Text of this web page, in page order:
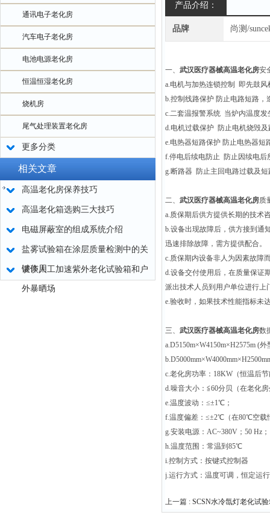
通讯电子老化房
汽车电子老化房
电池电源老化房
恒温恒湿老化房
烧机房
尾气处理装置老化房
更多分类
相关文章
高温老化房保养技巧
高温老化箱选购三大技巧
电磁屏蔽室的组成系统介绍
盐雾试验箱在涂层质量检测中的关
键作用
谈谈人工加速紫外老化试验箱和户
外暴晒场
产品介绍：
品牌 尚测/
一、 武汉医疗器械高温老化房安
a.电机与加热连锁控制 即先鼓
b.控制线路保护 防止电路短路，
c.二套温报警系统 当炉内温度
d.电机过载保护 防止电机烧毁及
e.电热器短路保护 防止电热器短
f.停电后续电防止 防止因续电后
g.断路器 防止主回电路过载及
二、 武汉医疗器械高温老化房质
a.质保期后供方提供长期的技术
b.设备出现故障后，供方接到通
迅速排除故障，需方提供配合。
c.质保期内设备非人为因素故障
d.设备交付使用后，在质量保证
派出技术人员到用户单位进行上
e.验收时，如果技术性能指标未
三、 武汉医疗器械高温老化房数
a.D5150m×W4150m×H2575m (外
c.老化房功率：18KW（恒温后节
d.噪音大小：≦60分贝（在老化
e.温度波动：≤±1℃；
f.温度偏差：≤±2℃（在80℃空载
g.安装电源：AC~380V；50 Hz；
h.温度范围：常温到85℃
i.控制方式：按键式控制器
j.运行方式：温度可调，恒定运行
上一篇 : SCSN水冷氙灯老化试